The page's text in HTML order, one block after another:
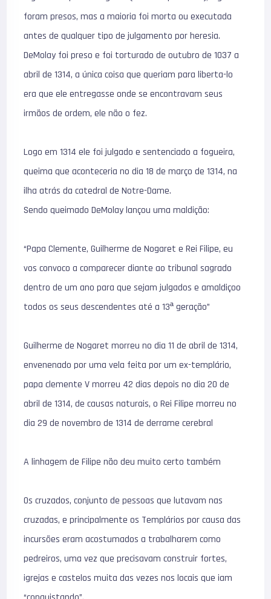
foram presos, mas a maioria foi morta ou executada
antes de qualquer tipo de julgamento por heresia.
DeMolay foi preso e foi torturado de outubro de 1037 a
abril de 1314, a única coisa que queriam para liberta-lo
era que ele entregasse onde se encontravam seus
irmãos de ordem, ele não o fez.
Logo em 1314 ele foi julgado e sentenciado a fogueira,
queima que aconteceria no dia 18 de março de 1314, na
ilha atrás da catedral de Notre-Dame.
Sendo queimado DeMolay lançou uma maldição:
“Papa Clemente, Guilherme de Nogaret e Rei Filipe, eu
vos convoco a comparecer diante ao tribunal sagrado
dentro de um ano para que sejam julgados e amaldiçoo
todos os seus descendentes até a 13ª geração”
Guilherme de Nogaret morreu no dia 11 de abril de 1314,
envenenado por uma vela feita por um ex-templário,
papa clemente V morreu 42 dias depois no dia 20 de
abril de 1314, de causas naturais, o Rei Filipe morreu no
dia 29 de novembro de 1314 de derrame cerebral
A linhagem de Filipe não deu muito certo também
Os cruzados, conjunto de pessoas que lutavam nas
cruzadas, e principalmente os Templários por causa das
incursões eram acostumados a trabalharem como
pedreiros, uma vez que precisavam construir fortes,
igrejas e castelos muita das vezes nos locais que iam